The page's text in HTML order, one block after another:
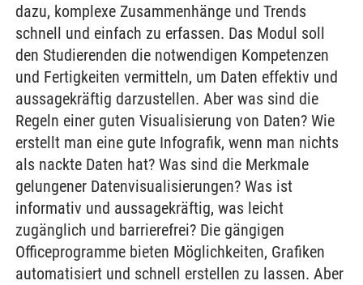
dazu, komplexe Zusammenhänge und Trends
schnell und einfach zu erfassen. Das Modul soll
den Studierenden die notwendigen Kompetenzen
und Fertigkeiten vermitteln, um Daten effektiv und
aussagekräftig darzustellen. Aber was sind die
Regeln einer guten Visualisierung von Daten? Wie
erstellt man eine gute Infografik, wenn man nichts
als nackte Daten hat? Was sind die Merkmale
gelungener Datenvisualisierungen? Was ist
informativ und aussagekräftig, was leicht
zugänglich und barrierefrei? Die gängigen
Officeprogramme bieten Möglichkeiten, Grafiken
automatisiert und schnell erstellen zu lassen. Aber